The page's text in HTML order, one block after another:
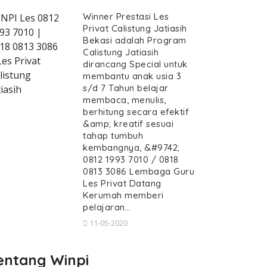
jatiasih--les-baca-di-
datang Kerumah Jatiasih,
Les Baca di Jatiasih, Les Tulis di
Calistung datang
Jatiasih, Les Baca di
Les 0812
7010 |
0813 3086
Privat
Winner Prestasi Les
Privat Calistung Jatiasih
Bekasi adalah Program
Calistung Jatiasih
dirancang Special untuk
membantu anak usia 3
s/d 7 Tahun belajar
membaca, menulis,
berhitung secara efektif
&amp; kreatif sesuai
tahap tumbuh
kembangnya, &#9742;
0812 1993 7010 / 0818
0813 3086 Lembaga Guru
Les Privat Datang
Kerumah memberi
pelajaran…
11-05-2020
Winpi